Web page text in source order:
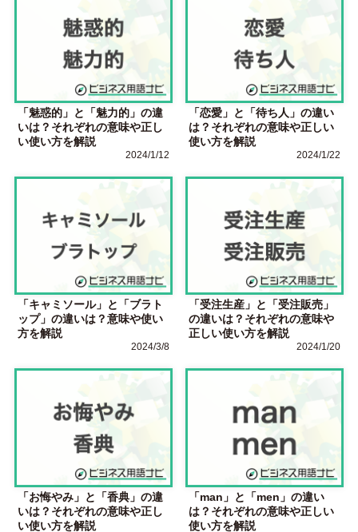
「魅惑的」と「魅力的」の違
いは？それぞれの意味や正し
い使い方を解説
2024/1/12
「恋愛」と「待ち人」の違い
は？それぞれの意味や正しい
使い方を解説
2024/1/22
「キャミソール」と「ブラト
ップ」の違いは？意味や使い
方を解説
2024/3/8
「受注生産」と「受注販売」
の違いは？それぞれの意味や
正しい使い方を解説
2024/1/20
「お悔やみ」と「香典」の違
いは？それぞれの意味や正し
い使い方を解説
「man」と「men」の違い
は？それぞれの意味や正しい
使い方を解説